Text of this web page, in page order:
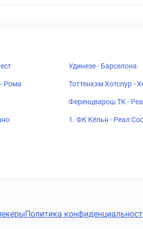
Удинезе - Барселона
Рома Тоттенхэм Хотспур -
Ференцварош ТК -
1. ФК Кёльн - Реал
Политика